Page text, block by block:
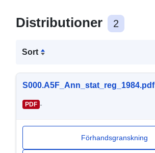
Distributioner 2
Sort
S000.A5F_Ann_stat_reg_1984.pdf
PDF -
Förhandsgranskning